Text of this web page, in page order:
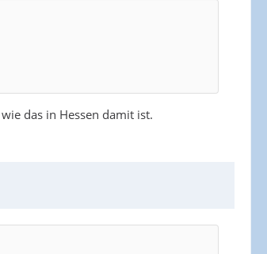
das in Hessen damit ist.